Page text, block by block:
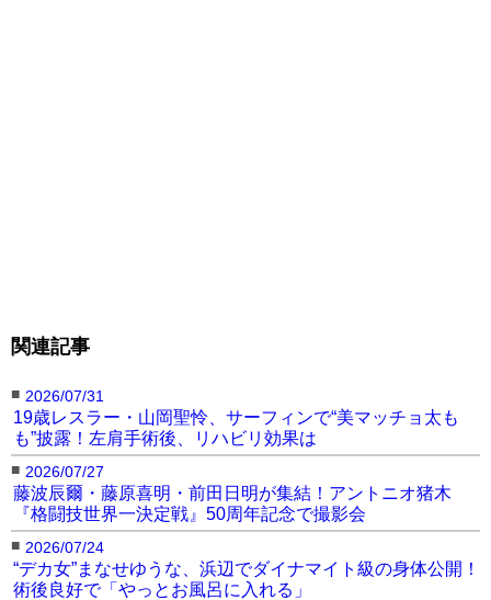
関連記事
■ 2026/07/31
19歳レスラー・山岡聖怜、サーフィンで“美マッチョ太も
も”披露！左肩手術後、リハビリ効果は
■ 2026/07/27
藤波辰爾・藤原喜明・前田日明が集結！アントニオ猪木
『格闘技世界一決定戦』50周年記念で撮影会
■ 2026/07/24
“デカ女”まなせゆうな、浜辺でダイナマイト級の身体公開！
術後良好で「やっとお風呂に入れる」